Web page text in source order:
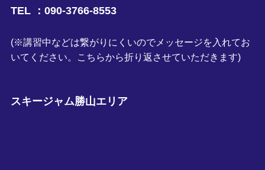
TEL ：090-3766-8553
(※講習中などは繋がりにくいのでメッセージを入れてお
いてください。こちらから折り返させていただきます)
スキージャム勝山エリア